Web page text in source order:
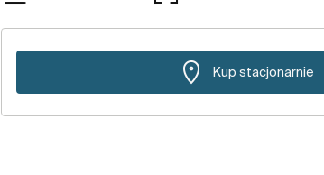
Kup stacjonarnie